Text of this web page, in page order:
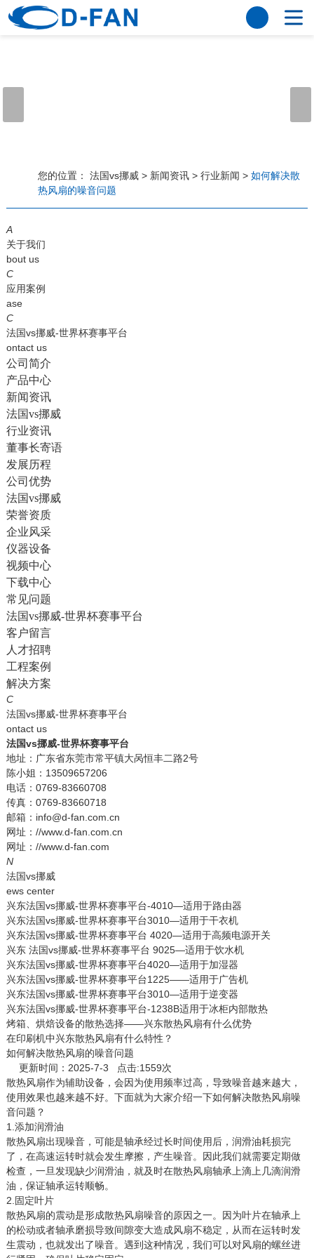
法国vs挪威
应用案例
工程案例
解决方案
新闻资讯
法国vs挪威
行业资讯
常见问题
法国vs挪威-世界杯赛事平台
您的位置： 法国vs挪威> 新闻资讯> 行业新闻 > 如何解决散
热风扇的噪音问题
A
关于我们
bout us
C
应用案例
ase
C
法国vs挪威-世界杯赛事平台
ontact us
公司简介
产品中心
新闻资讯
法国vs挪威
行业资讯
董事长寄语
发展历程
公司优势
法国vs挪威
荣誉资质
企业风采
仪器设备
视频中心
下载中心
常见问题
法国vs挪威-世界杯赛事平台
客户留言
人才招聘
工程案例
解决方案
C
法国vs挪威-世界杯赛事平台
ontact us
法国vs挪威-世界杯赛事平台
地址：广东省东莞市常平镇大呙恒丰二路2号
陈小姐：13509657206
电话：0769-83660708
传真：0769-83660718
邮箱：info@d-fan.com.cn
网址：//www.d-fan.com.cn
网址：//www.d-fan.com
N
法国vs挪威
ews center
兴东法国vs挪威-世界杯赛事平台-4010—适用于路由器
兴东法国vs挪威-世界杯赛事平台3010—适用于干衣机
兴东法国vs挪威-世界杯赛事平台 4020—适用于高频电源开关
兴东 法国vs挪威-世界杯赛事平台 9025—适用于饮水机
兴东法国vs挪威-世界杯赛事平台4020—适用于加湿器
兴东法国vs挪威-世界杯赛事平台1225——适用于广告机
兴东法国vs挪威-世界杯赛事平台3010—适用于逆变器
兴东法国vs挪威-世界杯赛事平台-1238B适用于冰柜内部散热
烤箱、烘焙设备的散热选择——兴东散热风扇有什么优势
在印刷机中兴东散热风扇有什么特性？
如何解决散热风扇的噪音问题
更新时间：2025-7-3 点击:1559次
散热风扇作为辅助设备，会因为使用频率过高，导致噪音越来越大，
使用效果也越来越不好。下面就为大家介绍一下如何解决散热风扇噪
音问题？
1.添加润滑油
散热风扇出现噪音，可能是轴承经过长时间使用后，润滑油耗损完
了，在高速运转时就会发生摩擦，产生噪音。因此我们就需要定期做
检查，一旦发现缺少润滑油，就及时在散热风扇轴承上滴上几滴润滑
油，保证轴承运转顺畅。
2.固定叶片
散热风扇的震动是形成散热风扇噪音的原因之一。因为叶片在轴承上
的松动或者轴承磨损导致间隙变大造成风扇不稳定，从而在运转时发
生震动，也就发出了噪音。遇到这种情况，我们可以对风扇的螺丝进